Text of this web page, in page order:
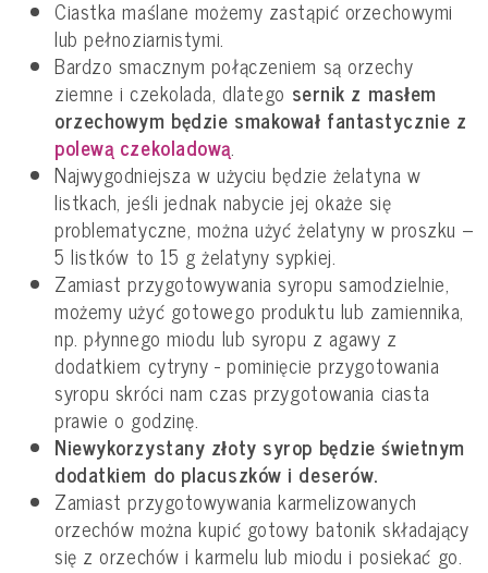
Ciastka maślane możemy zastąpić orzechowymi
lub pełnoziarnistymi.
Bardzo smacznym połączeniem są orzechy
ziemne i czekolada, dlatego sernik z masłem
orzechowym będzie smakował fantastycznie z
polewą czekoladową.
Najwygodniejsza w użyciu będzie żelatyna w
listkach, jeśli jednak nabycie jej okaże się
problematyczne, można użyć żelatyny w proszku –
5 listków to 15 g żelatyny sypkiej.
Zamiast przygotowywania syropu samodzielnie,
możemy użyć gotowego produktu lub zamiennika,
np. płynnego miodu lub syropu z agawy z
dodatkiem cytryny - pominięcie przygotowania
syropu skróci nam czas przygotowania ciasta
prawie o godzinę.
Niewykorzystany złoty syrop będzie świetnym
dodatkiem do placuszków i deserów.
Zamiast przygotowywania karmelizowanych
orzechów można kupić gotowy batonik składający
się z orzechów i karmelu lub miodu i posiekać go.